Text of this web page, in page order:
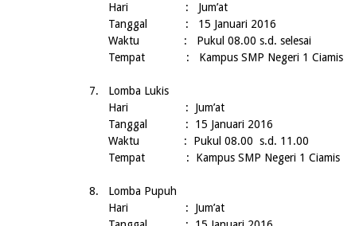
Hari :
Jum’at
Tanggal :
15 Januari 2016
Waktu : Pukul 08.00 s.d. selesai
Tempat
: Kampus SMP Negeri 1 Ciamis
7.
Lomba Lukis
Hari : Jum’at
Tanggal : 15 Januari 2016
Waktu : Pukul 08.00 s.d. 11.00
Tempat : Kampus SMP Negeri 1 Ciamis
8.
Lomba Pupuh
Hari : Jum’at